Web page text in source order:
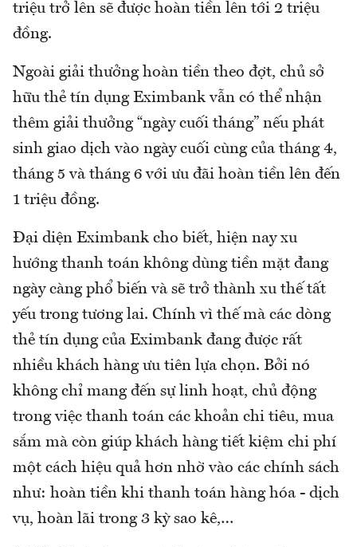
triệu trở lên sẽ được hoàn tiền lên tới 2 triệu
đồng.
Ngoài giải thưởng hoàn tiền theo đợt, chủ sở
hữu thẻ tín dụng Eximbank vẫn có thể nhận
thêm giải thưởng “ngày cuối tháng” nếu phát
sinh giao dịch vào ngày cuối cùng của tháng 4,
tháng 5 và tháng 6 với ưu đãi hoàn tiền lên đến
1 triệu đồng.
Đại diện Eximbank cho biết, hiện nay xu
hướng thanh toán không dùng tiền mặt đang
ngày càng phổ biến và sẽ trở thành xu thế tất
yếu trong tương lai. Chính vì thế mà các dòng
thẻ tín dụng của Eximbank đang được rất
nhiều khách hàng ưu tiên lựa chọn. Bởi nó
không chỉ mang đến sự linh hoạt, chủ động
trong việc thanh toán các khoản chi tiêu, mua
sắm mà còn giúp khách hàng tiết kiệm chi phí
một cách hiệu quả hơn nhờ vào các chính sách
như: hoàn tiền khi thanh toán hàng hóa - dịch
vụ, hoàn lãi trong 3 kỳ sao kê,…